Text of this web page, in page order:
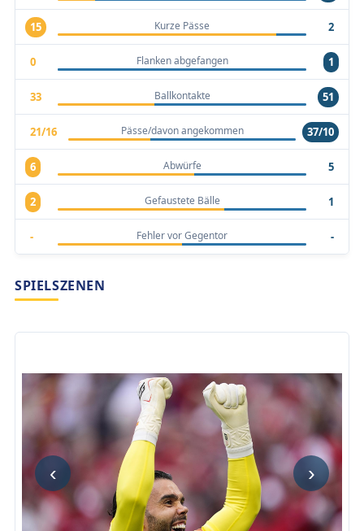
15 Kurze Pässe 2
0 Flanken abgefangen 1
33 Ballkontakte 51
21/16 Pässe/davon angekommen 37/10
6 Abwürfe 5
2 Gefaustete Bälle 1
- Fehler vor Gegentor -
SPIELSZENEN
‹ ›